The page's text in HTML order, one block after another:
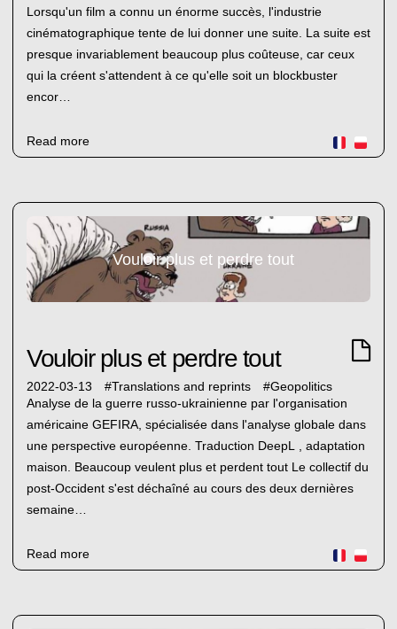
Lorsqu'un film a connu un énorme succès, l'industrie
cinématographique tente de lui donner une suite. La suite est
presque invariablement beaucoup plus coûteuse, car ceux
qui la créent s'attendent à ce qu'elle soit un blockbuster
encor…
Read more
Vouloir plus et perdre tout
Vouloir plus et perdre tout
2022-03-13 #Translations and reprints #Geopolitics
Analyse de la guerre russo-ukrainienne par l'organisation
américaine GEFIRA, spécialisée dans l'analyse globale dans
une perspective européenne. Traduction DeepL , adaptation
maison. Beaucoup veulent plus et perdent tout Le collectif du
post-Occident s'est déchaîné au cours des deux dernières
semaine…
Read more